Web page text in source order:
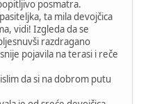
posmatra.
ta mila devojčica
vidi! Izgleda da se
razdragano
pojavila na terasi i reče
da si na dobrom putu